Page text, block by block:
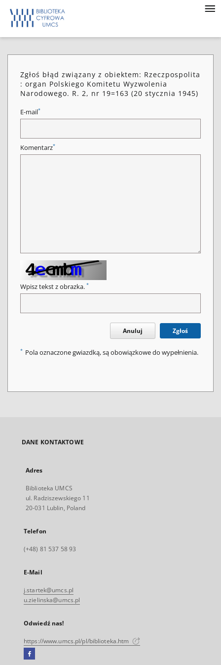
Zgłoś błąd związany z obiektem: Rzeczpospolita
: organ Polskiego Komitetu Wyzwolenia
Narodowego. R. 2, nr 19=163 (20 stycznia 1945)
E-mail*
Komentarz*
Wpisz tekst z obrazka. *
Anuluj Zgłoś
* Pola oznaczone gwiazdką, są obowiązkowe do wypełnienia.
DANE KONTAKTOWE
Adres
Biblioteka UMCS
ul. Radziszewskiego 11
20-031 Lublin, Poland
Telefon
(+48) 81 537 58 93
E-Mail
j.startek@umcs.pl
u.zielinska@umcs.pl
Odwiedź nas!
https://www.umcs.pl/pl/biblioteka.htm
Facebook